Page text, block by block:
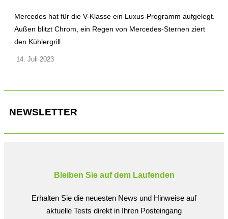
Mercedes hat für die V-Klasse ein Luxus-Programm aufgelegt.
Außen blitzt Chrom, ein Regen von Mercedes-Sternen ziert
den Kühlergrill.
14. Juli 2023
NEWSLETTER
Bleiben Sie auf dem Laufenden
Erhalten Sie die neuesten News und Hinweise auf
aktuelle Tests direkt in Ihren Posteingang